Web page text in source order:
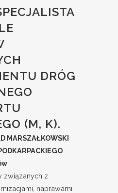
DRÓG
(M, K).
MARSZAŁKOWSKI
związanych z
naprawami